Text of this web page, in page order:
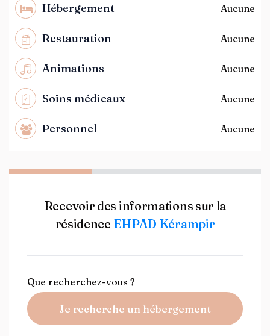
Hébergement Aucune
Restauration Aucune
Animations Aucune
Soins médicaux Aucune
Personnel Aucune
Recevoir des informations sur la
résidence EHPAD Kérampir
Que recherchez-vous ?
Je recherche un hébergement